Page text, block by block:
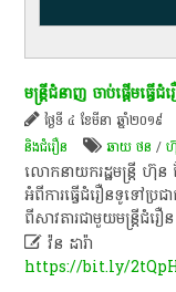
មន្ត្រី​ជំនាញ ចាប់​ផ្ដើម​ធ្វើ​
ថ្ងៃទី ៤ ខែមីនា ឆ្នាំ២០១៩
និងជំរឿន
ឆាយ​ ថន​ /
លោក​នាយក​រដ្ឋ​មន្រ្តី ​ហ៊ុន​
អំពី​ការ​ធ្វើ​ជំរឿន​​ទូ​ទៅ​ប្រ
ពីសាវតារ​​​ជា​មួយ​មន្រ្ដី​ជំរ
 វ៉ន ដារ៉ា
https://bit.ly/